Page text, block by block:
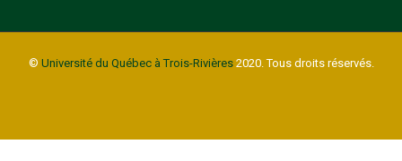
© Université du Québec à Trois-Rivières2020. Tous droits réservés.